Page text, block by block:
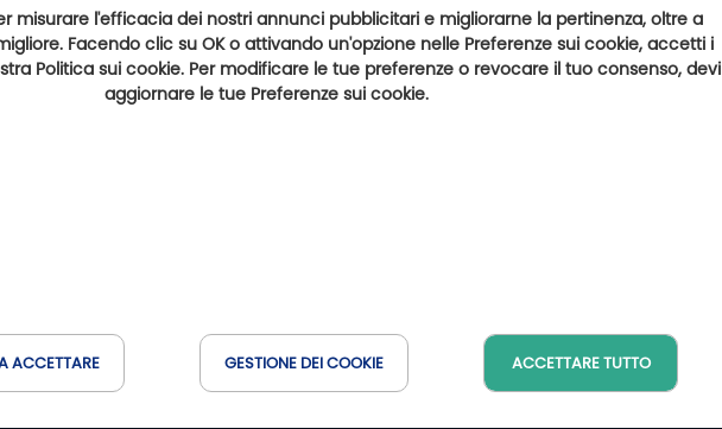
misurare l'efficacia dei nostri annunci pubblicitari e migliorarne la pertinenza, oltre a
Facendo clic su OK o attivando un'opzione nelle Preferenze sui cookie, accetti i
Politica sui cookie. Per modificare le tue preferenze o revocare il tuo consenso, devi
aggiornare le tue Preferenze sui cookie.
ACCETTARE GESTIONE DEI COOKIE ACCETTARE TUTTO
Maresme -
hola@larocagolf.com
Non perdetevi le buone trovate della
Rete Golfy